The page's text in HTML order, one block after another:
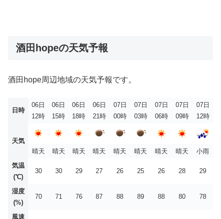
酒田hopeの天気予報
酒田hope周辺地域の天気予報です。
日時
06日
12時
06日
15時
06日
18時
06日
21時
07日
00時
07日
03時
07日
06時
07日
09時
07日
12時
天気
晴天
晴天 晴天 晴天 晴天 晴天 晴天 晴天
小雨
気温
(℃)
30 30 29 27 26 25 26 28 29
湿度
(%)
70 71 76 87 88 89 88 80 78
風速